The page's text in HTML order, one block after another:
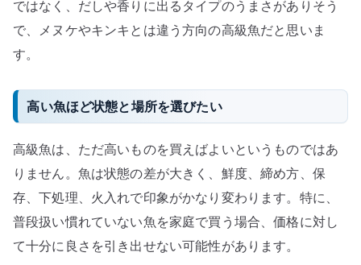
ではなく、だしや香りに出るタイプのうまさがありそう
で、メヌケやキンキとは違う方向の高級魚だと思いま
す。
高い魚ほど状態と場所を選びたい
高級魚は、ただ高いものを買えばよいというものではあ
りません。魚は状態の差が大きく、鮮度、締め方、保
存、下処理、火入れで印象がかなり変わります。特に、
普段扱い慣れていない魚を家庭で買う場合、価格に対し
て十分に良さを引き出せない可能性があります。